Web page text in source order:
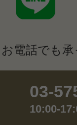
電話でも
03-
10:00-